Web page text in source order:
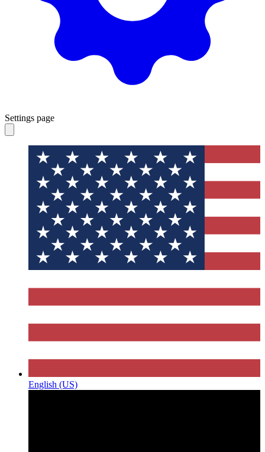
Settings page
English (US)